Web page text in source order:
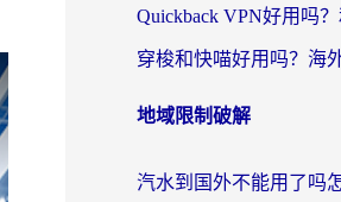
地域限制破解